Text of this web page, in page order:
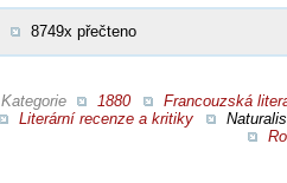
8749x přečteno
Kategorie 1880
Francouzská
Literární recenze a kritiky